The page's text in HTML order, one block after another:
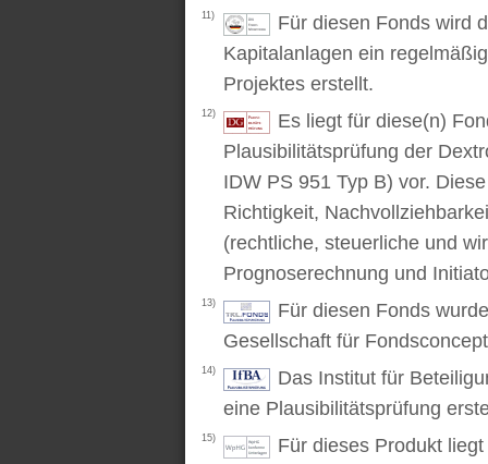
11)
Für diesen Fonds wird
Kapitalanlagen ein
Projektes erstellt.
12)
Es liegt für diese(n)
Plausibilitätsprüfung der
IDW PS 951 Typ B) vor.
Richtigkeit,
(rechtliche, steuerliche und
Prognoserechnung und
13)
Für diesen Fonds
Gesellschaft für
14)
Das Institut für
eine Plausibilitätsprüfung
15)
Für dieses Produkt